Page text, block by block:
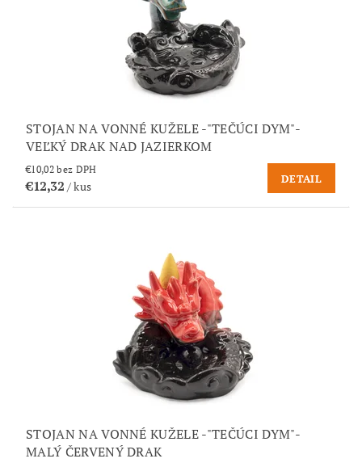
STOJAN NA VONNÉ KUŽELE -"TEČÚCI DYM"-
VEĽKÝ DRAK NAD JAZIERKOM
€10,02 bez DPH
€12,32 / kus
DETAIL
STOJAN NA VONNÉ KUŽELE -"TEČÚCI DYM"-
MALÝ ČERVENÝ DRAK